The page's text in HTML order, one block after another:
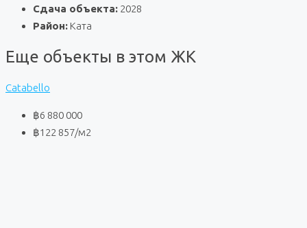
Сдача объекта: 2028
Район: Ката
Еще объекты в этом ЖК
Catabello
฿6 880 000
฿122 857/м2